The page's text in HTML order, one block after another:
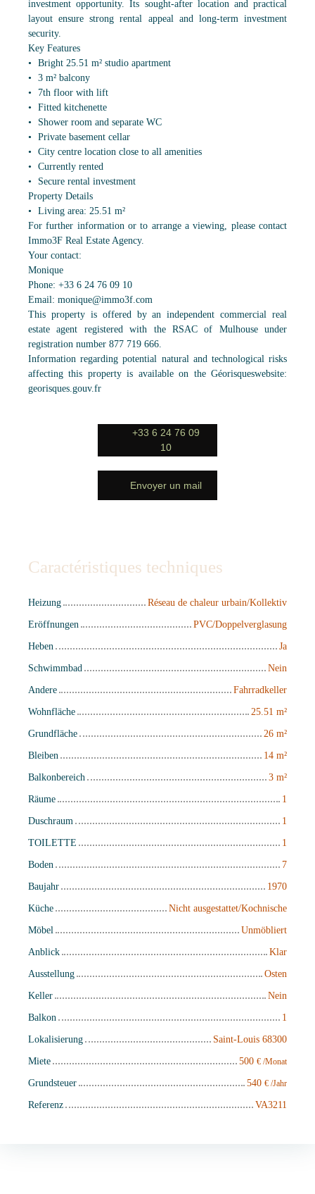
investment opportunity. Its sought-after location and practical
layout ensure strong rental appeal and long-term investment
security.
Key Features
Bright 25.51 m² studio apartment
3 m² balcony
7th floor with lift
Fitted kitchenette
Shower room and separate WC
Private basement cellar
City centre location close to all amenities
Currently rented
Secure rental investment
Property Details
Living area: 25.51 m²
For further information or to arrange a viewing, please contact
Immo3F Real Estate Agency.
Your contact:
Monique
Phone: +33 6 24 76 09 10
Email: monique@immo3f.com
This property is offered by an independent commercial real
estate agent registered with the RSAC of Mulhouse under
registration number 877 719 666.
Information regarding potential natural and technological risks
affecting this property is available on the Géorisqueswebsite:
georisques.gouv.fr
+33 6 24 76 09
10
Envoyer un mail
Caractéristiques techniques
Heizung
Réseau de chaleur urbain/Kollektiv
Eröffnungen
PVC/Doppelverglasung
Heben
Ja
Schwimmbad
Nein
Andere
Fahrradkeller
Wohnfläche
25.51 m²
Grundfläche
26 m²
Bleiben
14 m²
Balkonbereich
3 m²
Räume
1
Duschraum
1
TOILETTE
1
Boden
7
Baujahr
1970
Küche
Nicht ausgestattet/Kochnische
Möbel
Unmöbliert
Anblick
Klar
Ausstellung
Osten
Keller
Nein
Balkon
1
Lokalisierung
Saint-Louis 68300
Miete
500 € /Monat
Grundsteuer 540 € /Jahr
Referenz VA3211